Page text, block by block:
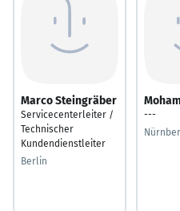
Marco Steingräber
Servicecenterleiter /
Technischer
Kundendienstleiter
Berlin
---